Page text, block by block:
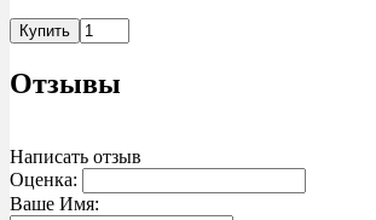
Купить
Отзывы
Написать отзыв
Оценка:
Ваше Имя: